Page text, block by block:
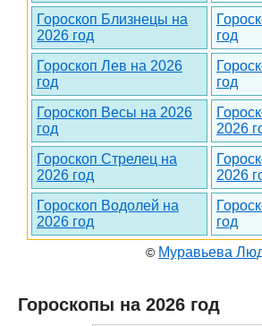
Гороскоп Близнецы на
2026 год
год
Гороскоп Лев на 2026
год
год
Гороскоп Весы на 2026
год
2026
Гороскоп Стрелец на
2026 год
2026
Гороскоп Водолей на
2026 год
год
© Муравьева
Гороскопы на 2026 год